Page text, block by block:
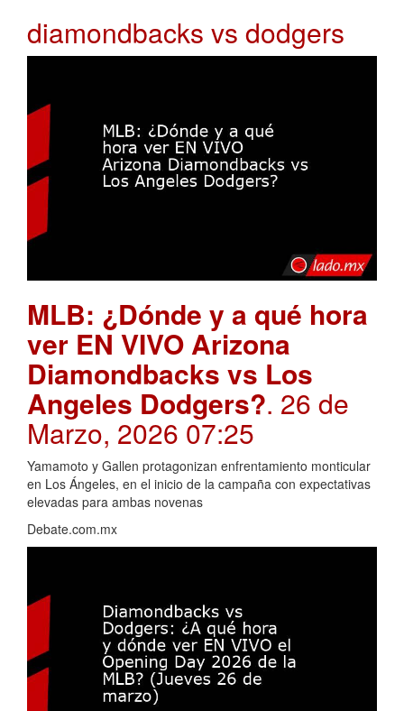
diamondbacks vs dodgers
MLB: ¿Dónde y a qué hora
ver EN VIVO Arizona
Diamondbacks vs Los
Angeles Dodgers?. 26 de
Marzo, 2026 07:25
Yamamoto y Gallen protagonizan enfrentamiento monticular
en Los Ángeles, en el inicio de la campaña con expectativas
elevadas para ambas novenas
Debate.com.mx